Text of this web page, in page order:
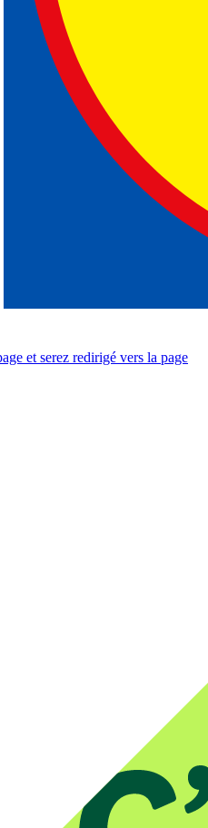
et serez redirigé vers la page